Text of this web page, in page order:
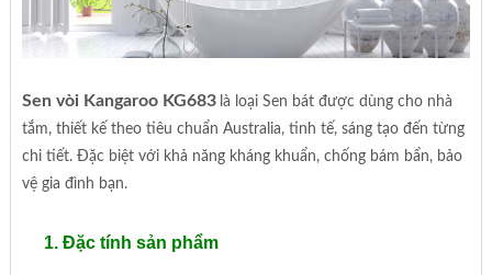
Sen vòi Kangaroo KG683 là loại Sen bát được dùng cho nhà
tắm, thiết kế theo tiêu chuẩn Australia, tinh tế, sáng tạo đến từng
chi tiết. Đặc biệt với khả năng kháng khuẩn, chống bám bẩn, bảo
vệ gia đình bạn.
1. Đặc tính sản phẩm